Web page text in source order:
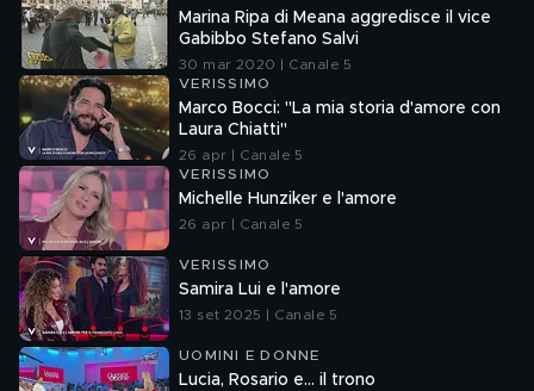
Marina Ripa di Meana aggredisce il vice
Gabibbo Stefano Salvi
30 mar 2020 | Canale 5
VERISSIMO
Marco Bocci: "La mia storia d'amore con
Laura Chiatti"
26 apr | Canale 5
VERISSIMO
Michelle Hunziker e l'amore
26 apr | Canale 5
VERISSIMO
Samira Lui e l'amore
13 set 2025 | Canale 5
UOMINI E DONNE
Lucia, Rosario e... il trono